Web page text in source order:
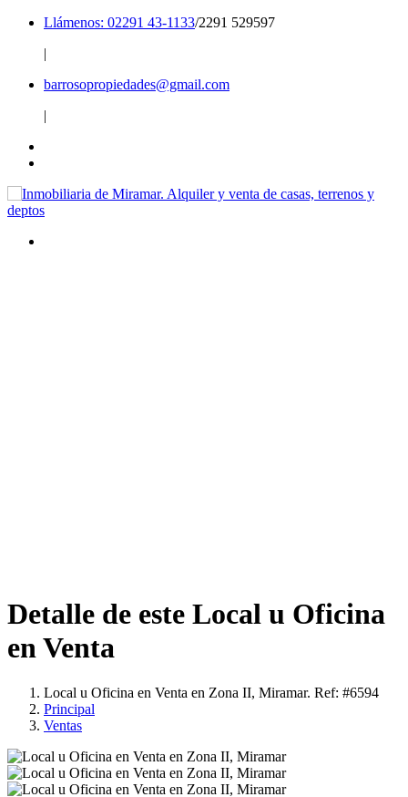
Llámenos: 02291 43-1133/2291 529597
|
barrosopropiedades@gmail.com
|
Detalle de este Local u Oficina
en Venta
Local u Oficina en Venta en Zona II, Miramar. Ref: #6594
Principal
Ventas